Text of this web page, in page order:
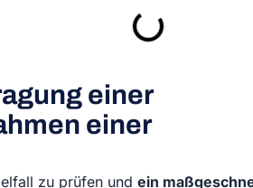
einer
einer
zu prüfen und ein